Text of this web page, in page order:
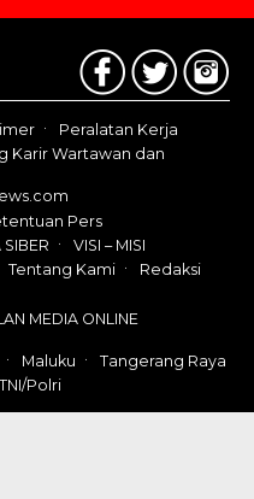
Peralatan Kerja
Karir Wartawan dan
Pers
VISI – MISI
Tentang Kami
Redaksi
MEDIA ONLINE
Maluku
Tangerang Raya
TNI/Polri